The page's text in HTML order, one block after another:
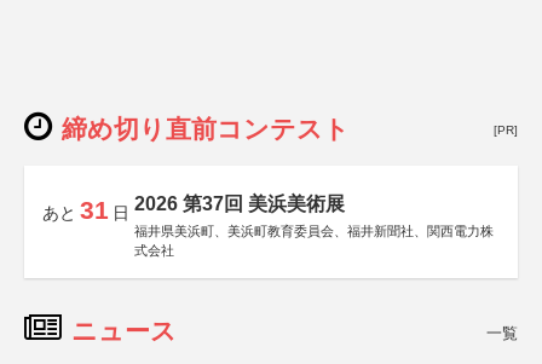
締め切り直前コンテスト [PR]
あと 31 日 2026 第37回 美浜美術展
福井県美浜町、美浜町教育委員会、福井新聞社、関西電力株
式会社
ニュース 一覧